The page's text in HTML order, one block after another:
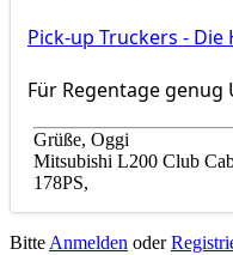
Pick-up Truckers -
Für Regentage
Grüße, Oggi
Mitsubishi L200 Club
178PS,
Bitte Anmelden oder